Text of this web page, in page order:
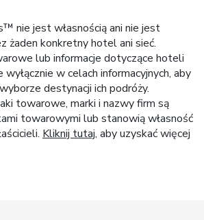
nie jest własnością ani nie jest
żaden konkretny hotel ani sieć.
lub informacje dotyczące hoteli
w celach informacyjnych, aby
destynacji ich podróży.
towarowe, marki i nazwy firm są
towarowymi lub stanowią własność
Kliknij tutaj, aby uzyskać więcej